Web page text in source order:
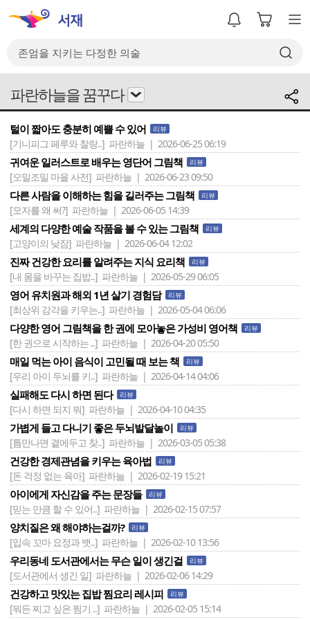
파란하늘을 꿈꾸다
털이 짧아도 충분히 예쁠 수 있어 리뷰
[기니피그 페루와 찰랑..] 파란하늘 | 2026-06-25 06:19
귀여운 일러스트로 배우는 영단어 그림책 리뷰
[오밀조밀 마을 사전] 파란하늘 | 2026-06-23 09:50
다른 사람을 이해하는 힘을 길러주는 그림책 리뷰
[모자를 왜 써?] 파란하늘 | 2026-06-05 14:39
세계의 다양한 예술 작품을 볼 수 있는 그림책 리뷰
[고양이의 낮잠] 파란하늘 | 2026-06-04 12:02
진짜 건강한 요리를 알려주는 지식 요리책 리뷰
[내 몸을 바꾸는 집밥..] 파란하늘 | 2026-05-29 06:05
영어 유치원과 해외 1년 살기 경험담 리뷰
[최상위 감각을 키우는..] 파란하늘 | 2026-05-04 06:06
다양한 영어 그림책을 한 권에 모아놓은 가성비 영어책 리뷰
[한 권으로 시작하는 ..] 파란하늘 | 2026-04-20 05:50
매일 먹는 아이 음식이 고민될 때 보는 책 리뷰
[우리 아이 두뇌를 키..] 파란하늘 | 2026-04-14 04:06
실패해도 다시 하면 된다 리뷰
[다시 하면 되지 뭐] 파란하늘 | 2026-04-10 04:35
가볍게 들고 다니기 좋은 두뇌발달놀이 리뷰
[틈만나면 곁에두고 찾..] 파란하늘 | 2026-03-05 05:38
건강한 경제관념을 키우는 육아법 리뷰
[돈 걱정 없는 육아] 파란하늘 | 2026-02-19 15:21
아이에게 자신감을 주는 문장들 리뷰
[믿는 만큼 할 수 있어..] 파란하늘 | 2026-02-15 07:57
양치질은 왜 해야하는걸까? 리뷰
[입속 꼬마 요정과 뱃..] 파란하늘 | 2026-02-10 13:56
우리동네 도서관에서는 무슨 일이 생긴걸 리뷰
[도서관에서 생긴 일] 파란하늘 | 2026-02-06 14:29
건강하고 맛있는 집밥 찜요리 레시피 리뷰
[뭐든 찌고 싶은 찜기 ..] 파란하늘 | 2026-02-05 15:14